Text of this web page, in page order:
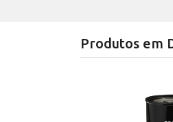
Produtos em